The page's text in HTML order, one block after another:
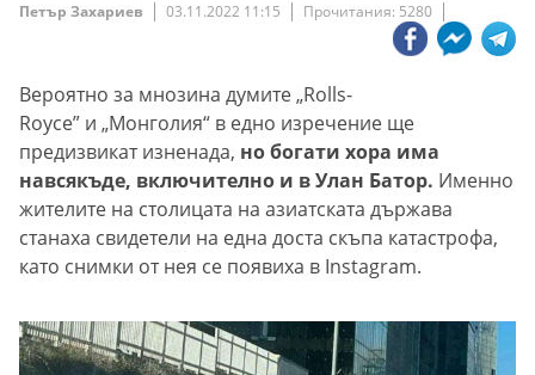
Петър Захариев 03.11.2022 11:15 Прочитания: 5280
Вероятно за мнозина думите „Rolls-
Royce” и „Монголия“ в едно изречение ще
предизвикат изненада, но богати хора има
навсякъде, включително и в Улан Батор. Именно
жителите на столицата на азиатската държава
станаха свидетели на една доста скъпа катастрофа,
като снимки от нея се появиха в Instagram.